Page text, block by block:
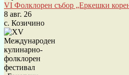
VI Фолклорен събор „Еркешки
8 авг. 26
с. Козичино